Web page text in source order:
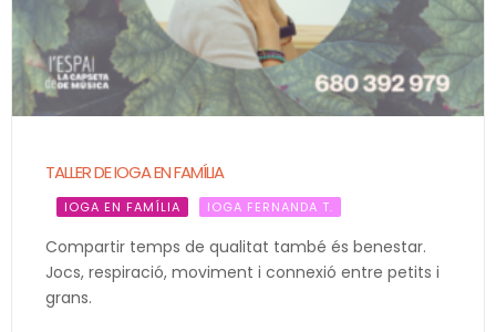
TALLER DE IOGA EN FAMÍLIA
IOGA EN FAMÍLIA IOGA FERNANDA T.
Compartir temps de qualitat també és benestar.
Jocs, respiració, moviment i connexió entre petits i
grans.